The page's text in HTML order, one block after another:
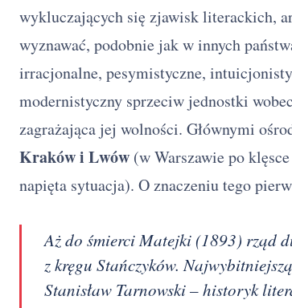
wykluczających się zjawisk literackich,
wyznawać, podobnie jak w innych
irracjonalne, pesymistyczne,
modernistyczny sprzeciw jednostki
zagrażająca jej wolności. Głównymi
Kraków i Lwów (w Warszawie po
napięta sytuacja). O znaczeniu tego
Aż do śmierci Matejki (1893) rząd
z kręgu Stańczyków.
Stanisław Tarnowski – historyk